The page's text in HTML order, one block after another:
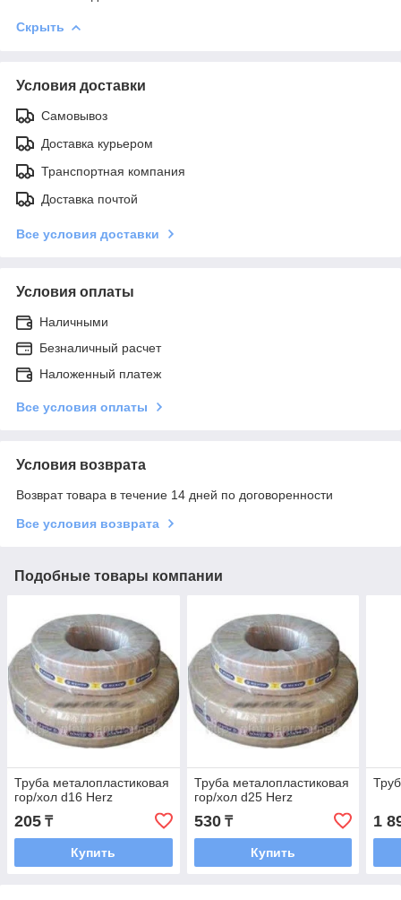
Скрыть
Условия доставки
Самовывоз
Доставка курьером
Транспортная компания
Доставка почтой
Все условия доставки
Условия оплаты
Наличными
Безналичный расчет
Наложенный платеж
Все условия оплаты
Условия возврата
Возврат товара в течение 14 дней по договоренности
Все условия возврата
Подобные товары компании
Труба металопластиковая
гор/хол d16 Herz
205 ₸
Купить
Труба металопластиковая
гор/хол d25 Herz
530₸
Купить
1